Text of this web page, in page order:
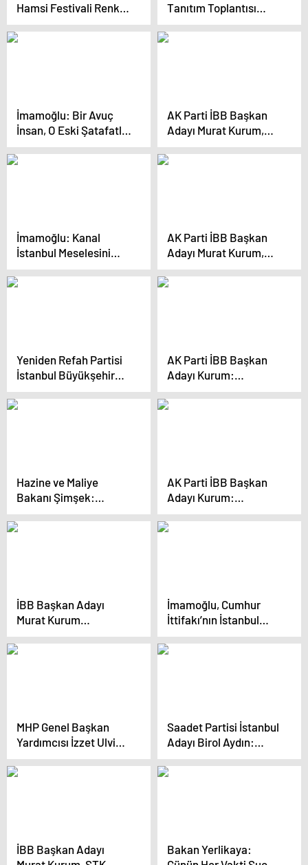
Hamsi Festivali Renkli
Görüntülere Sahne
Oldu
Tanıtım Toplantısı
Düzenledi…
“Yapacağımız Projeler
İmamoğlu: Bir Avuç
İnsan, O Eski Şatafatlı
Günlerine Dönmek
İstiyor
AK Parti İBB Başkan
Adayı Murat Kurum,
Kastamonu’da sel
felaketinden zarar
İmamoğlu: Kanal
İstanbul Meselesini
Milletin Zihninden
Söküp Atacağız
AK Parti İBB Başkan
Adayı Murat Kurum,
İstanbul’da
Vatandaşlarla Buluştu
Yeniden Refah Partisi
İstanbul Büyükşehir
Belediye Başkan Adayı
Mehmet Altınöz ve ilçe
AK Parti İBB Başkan
Adayı Kurum:
“İstanbul’da 650 bin
konutu 5 yıl içerisinde
Hazine ve Maliye
Bakanı Şimşek:
Enflasyonu Tek
Haneye İndireceğiz
AK Parti İBB Başkan
Adayı Kurum:
“İstanbul’da 650 bin
konutu 5 yıl içerisinde
İBB Başkan Adayı
Murat Kurum
Küçükçekmece’de
Miting Düzenledi
İmamoğlu, Cumhur
İttifakı’nın İstanbul
adayının Gazze çıkışına
tepki gösterdi
MHP Genel Başkan
Yardımcısı İzzet Ulvi
Yönter: İstanbul’da
irademizi göstereceğiz
Saadet Partisi İstanbul
Adayı Birol Aydın:
“Bizim Bir İstanbul
Tasavvurumuz Var,
İBB Başkan Adayı
Bakan Yerlikaya: